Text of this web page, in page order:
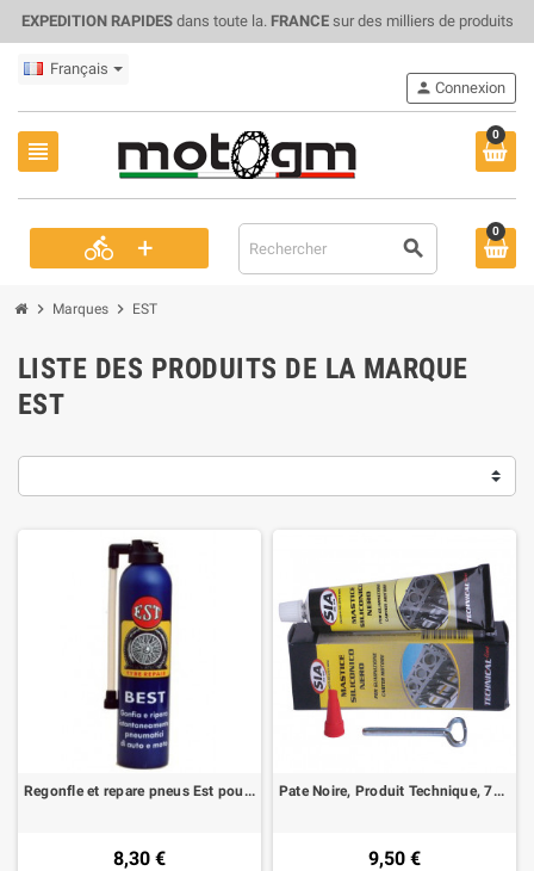
EXPEDITION RAPIDESdans toute la. FRANCEsur des milliers de produits
Français
view_headline
0
directions_bike + search
person Connexion
0
chevron_right Marques chevron_right EST
LISTE DES PRODUITS DE LA MARQUE
EST
Regonfle et repare pneus Est pour Moto, 300 ml
8,30 €
Pate Noire, Produit Technique, 75 Ml
9,50 €